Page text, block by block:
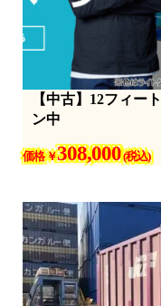
【中古】12フィー
ン中
価格 ￥308,000(税込)